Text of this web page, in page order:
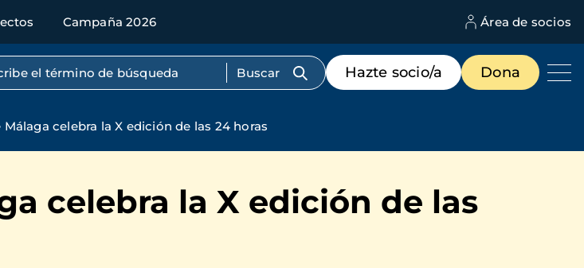
Campaña 2026 Área de socios
por texto completo
Menú
de
destacados
Hazte socio/a Dona
Málaga celebra la X edición de las 24 horas
celebra la X edición de las